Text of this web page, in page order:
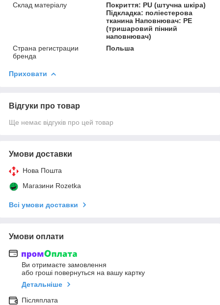
Склад матеріалу
Покриття: PU (штучна шкіра)
Підкладка: поліестерова
тканина Наповнювач: PE
(тришаровий пінний
наповнювач)
Страна регистрации
бренда
Польша
Приховати
Відгуки про товар
Ще немає відгуків про цей товар
Умови доставки
Нова Пошта
Магазини Rozetka
Всі умови доставки
Умови оплати
Ви отримаєте замовлення
або гроші повернуться на вашу картку
Детальніше
Післяплата